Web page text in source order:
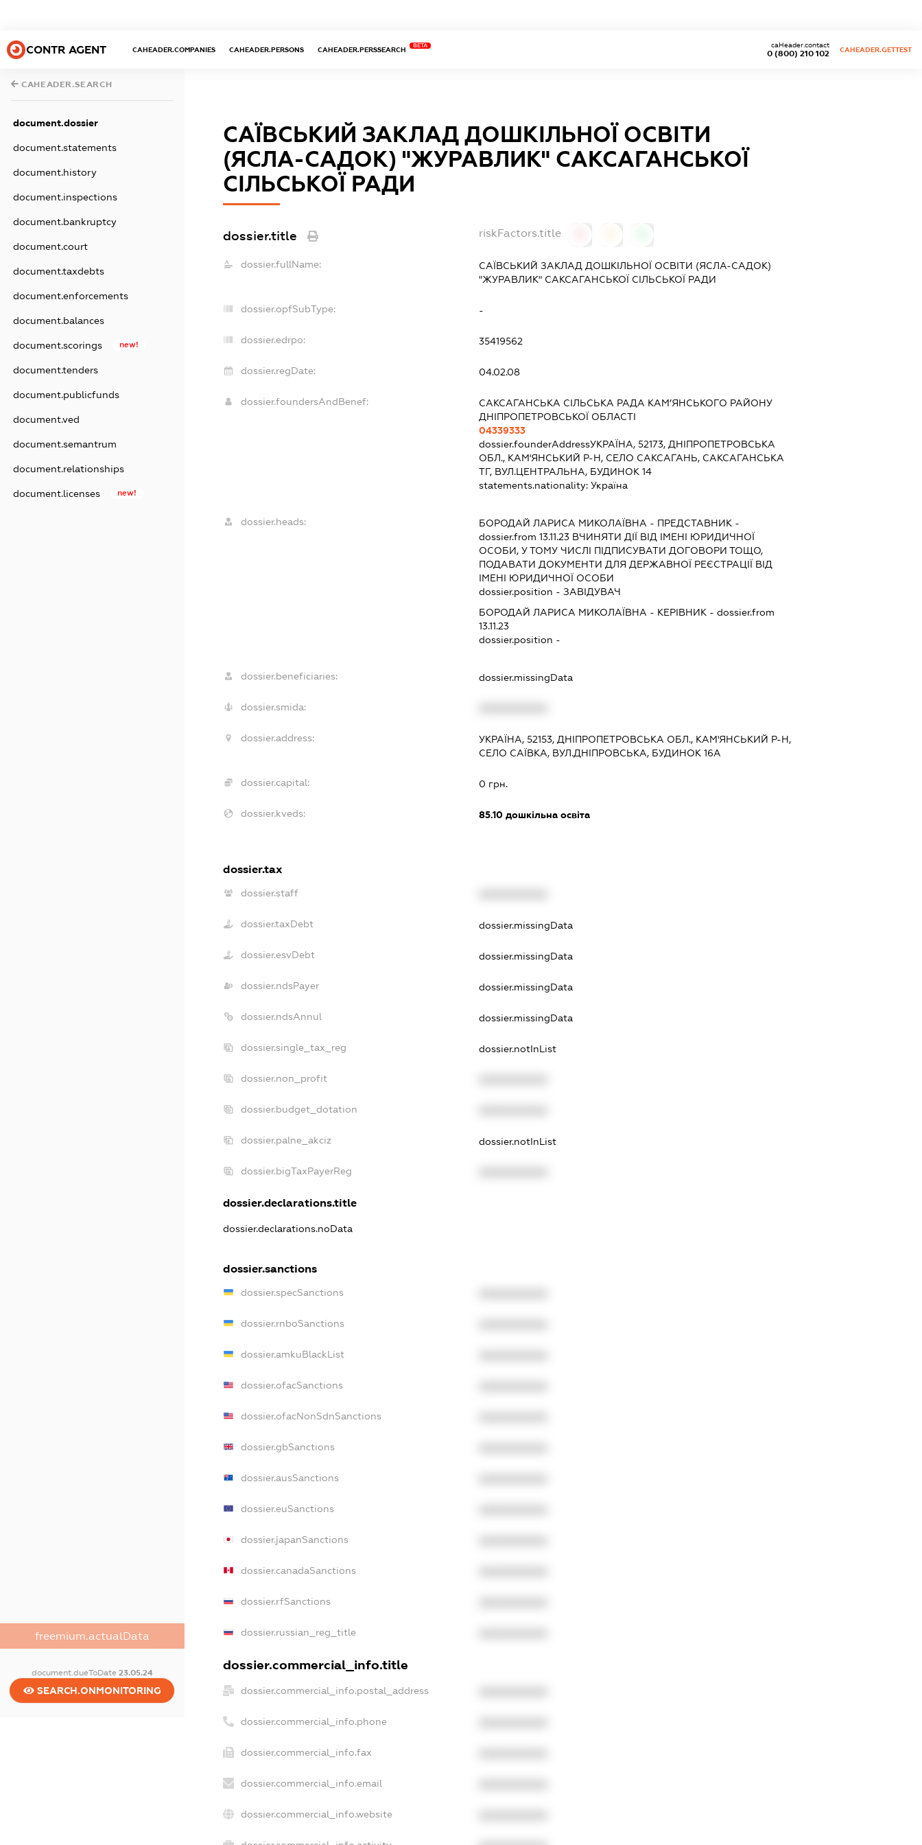
CONTR AGENT CAHEADER.COMPANIES CAHEADER.PERSONS CAHEADER.PERSSEARCH
BETA
0 (800) 210 102
caHeader.contact
CAHEADER.GETTEST
CAHEADER.SEARCH
document.dossier
document.statements
document.history
document.inspections
document.bankruptcy
document.court
document.taxdebts
document.enforcements
document.balances
document.scorings new!
document.tenders
document.publicfunds
document.ved
document.semantrum
document.relationships
document.licenses new!
freemium.actualData
document.dueToDate 23.05.24
SEARCH.ONMONITORING
САЇВСЬКИЙ ЗАКЛАД ДОШКІЛЬНОЇ ОСВІТИ
(ЯСЛА-САДОК) "ЖУРАВЛИК" САКСАГАНСЬКОЇ
СІЛЬСЬКОЇ РАДИ
dossier.title riskFactors.title
dossier.fullName:
САЇВСЬКИЙ ЗАКЛАД ДОШКІЛЬНОЇ ОСВІТИ (ЯСЛА-САДОК)
"ЖУРАВЛИК" САКСАГАНСЬКОЇ СІЛЬСЬКОЇ РАДИ
dossier.opfSubType: -
dossier.edrpo: 35419562
dossier.regDate: 04.02.08
dossier.foundersAndBenef:
САКСАГАНСЬКА СІЛЬСЬКА РАДА КАМ’ЯНСЬКОГО РАЙОНУ
ДНІПРОПЕТРОВСЬКОЇ ОБЛАСТІ
04339333
dossier.founderAddressУКРАЇНА, 52173, ДНІПРОПЕТРОВСЬКА
ОБЛ., КАМ'ЯНСЬКИЙ Р-Н, СЕЛО САКСАГАНЬ, САКСАГАНСЬКА
ТГ, ВУЛ.ЦЕНТРАЛЬНА, БУДИНОК 14
statements.nationality: Україна
dossier.heads: БОРОДАЙ ЛАРИСА МИКОЛАЇВНА - ПРЕДСТАВНИК-
dossier.from 13.11.23ВЧИНЯТИ ДІЇ ВІД ІМЕНІ ЮРИДИЧНОЇ
ОСОБИ, У ТОМУ ЧИСЛІ ПІДПИСУВАТИ ДОГОВОРИ ТОЩО,
ПОДАВАТИ ДОКУМЕНТИ ДЛЯ ДЕРЖАВНОЇ РЕЄСТРАЦІЇ ВІД
ІМЕНІ ЮРИДИЧНОЇ ОСОБИ
dossier.position - ЗАВІДУВАЧ
БОРОДАЙ ЛАРИСА МИКОЛАЇВНА - КЕРІВНИК- dossier.from
13.11.23
dossier.position -
dossier.beneficiaries: dossier.missingData
dossier.smida:
dossier.address:
УКРАЇНА, 52153, ДНІПРОПЕТРОВСЬКА ОБЛ., КАМ'ЯНСЬКИЙ Р-Н,
СЕЛО САЇВКА, ВУЛ.ДНІПРОВСЬКА, БУДИНОК 16А
dossier.capital: 0 грн.
dossier.kveds: 85.10дошкільна освіта
dossier.tax
dossier.staff
dossier.taxDebt dossier.missingData
dossier.esvDebt dossier.missingData
dossier.ndsPayer dossier.missingData
dossier.ndsAnnul dossier.missingData
dossier.single_tax_reg dossier.notInList
dossier.non_profit
dossier.budget_dotation
dossier.palne_akciz dossier.notInList
dossier.bigTaxPayerReg
dossier.declarations.title
dossier.declarations.noData
dossier.sanctions
dossier.specSanctions
dossier.rnboSanctions
dossier.amkuBlackList
dossier.ofacSanctions
dossier.ofacNonSdnSanctions
dossier.gbSanctions
dossier.ausSanctions
dossier.euSanctions
dossier.japanSanctions
dossier.canadaSanctions
dossier.rfSanctions
dossier.russian_reg_title
dossier.commercial_info.title
dossier.commercial_info.postal_address
dossier.commercial_info.phone
dossier.commercial_info.fax
dossier.commercial_info.email
dossier.commercial_info.website